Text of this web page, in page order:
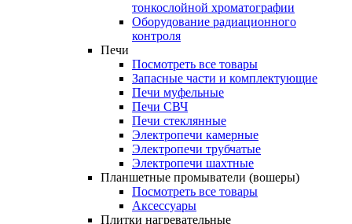
тонкослойной хроматографии
Оборудование радиационного
контроля
Печи
Посмотреть все товары
Запасные части и комплектующие
Печи муфельные
Печи СВЧ
Печи стеклянные
Электропечи камерные
Электропечи трубчатые
Электропечи шахтные
Планшетные промыватели (вошеры)
Посмотреть все товары
Аксессуары
Плитки нагревательные